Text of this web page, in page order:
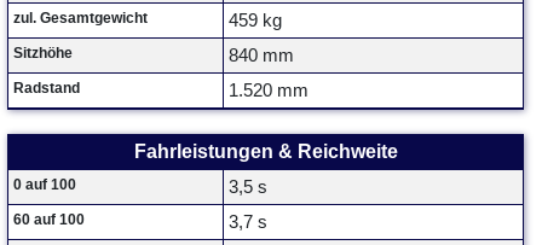
zul. Gesamtgewicht 459 kg
Sitzhöhe 840 mm
Radstand 1.520 mm
Fahrleistungen & Reichweite
0 auf 100 3,5 s
60 auf 100 3,7 s